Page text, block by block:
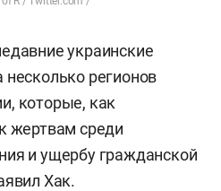
украинские
регионов
которые, как
жертвам среди
и ущербу гражданской
Хак.